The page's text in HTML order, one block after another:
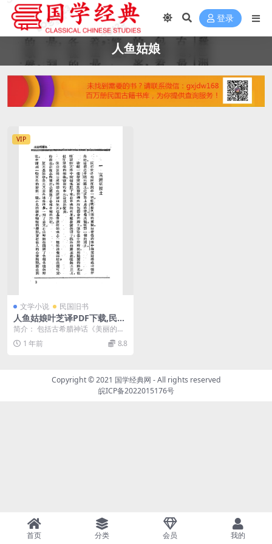
登录
人鱼姑娘
VIP
文学小说 民国旧书
人鱼姑娘叶芝译PDF下载,民国
欧美神话故事
简介： 包括古希腊神话《美丽的国
土》、《神的世界》、《阿林普斯
山》、《火的力量》...
1 年前 8.8
Copyright © 2021 国学经典网 - All rights reserved
皖ICP备2022015176号
首页 分类 会员 我的